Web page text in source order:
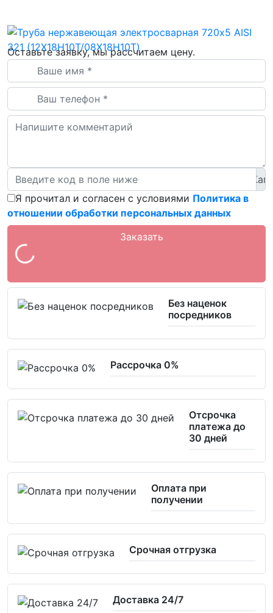
Оставьте заявку, мы рассчитаем цену.
Я прочитал и согласен с условиями Политика в
отношении обработки персональных данных
Заказать
Без наценок
посредников
Рассрочка 0%
Отсрочка
платежа до
30 дней
Оплата при
получении
Срочная отгрузка
Доставка 24/7